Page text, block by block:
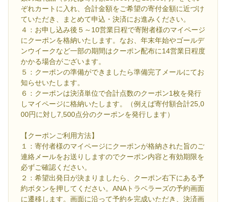
ぞれカートに入れ、合計金額をご希望の寄付金額に近づけ
ていただき、まとめて申込・決済にお進みください。
４：お申し込み後５～10営業日程で寄附者様のマイページ
にクーポンを格納いたします。なお、年末年始やゴールデ
ンウイークなど一部の期間はクーポン配布に14営業日程度
かかる場合がございます。
５：クーポンの準備ができましたら準備完了メールにてお
知らせいたします。
６：クーポンは決済単位で合計点数のクーポン1枚を発行
しマイページに格納いたします。（例えば寄付額合計25,0
00円に対し7,500点分のクーポンを発行します）
【クーポンご利用方法】
１：寄付者様のマイページにクーポンが格納された旨のご
連絡メールをお送りしますのでクーポン内容と有効期限を
必ずご確認ください。
２：希望出発日が決まりましたら、クーポン右下にある予
約ボタンを押してください。ANAトラベラーズの予約画面
に遷移します。画面に沿って予約を完成いただき、決済画